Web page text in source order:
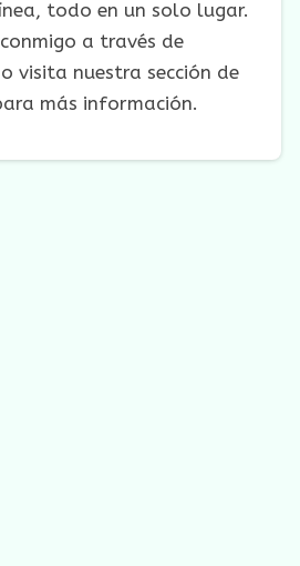
todo en un solo lugar.
a través de
o visita nuestra sección de
más información.